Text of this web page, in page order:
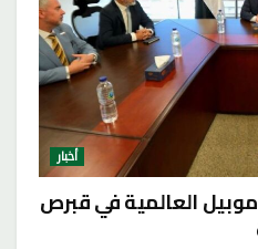
أخبار
العالمية في قبرص